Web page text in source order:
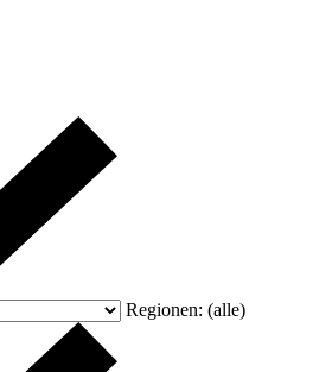
Regionen: (alle)